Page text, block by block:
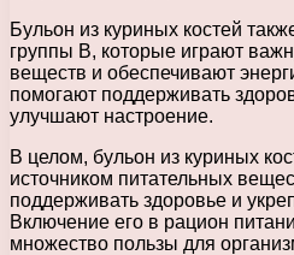
Бульон из куриных костей
группы В, которые играют
веществ и обеспечивают
помогают поддерживать
улучшают настроение.
В целом, бульон из куриных
источником питательных
поддерживать здоровье и
Включение его в рацион
множество пользы для